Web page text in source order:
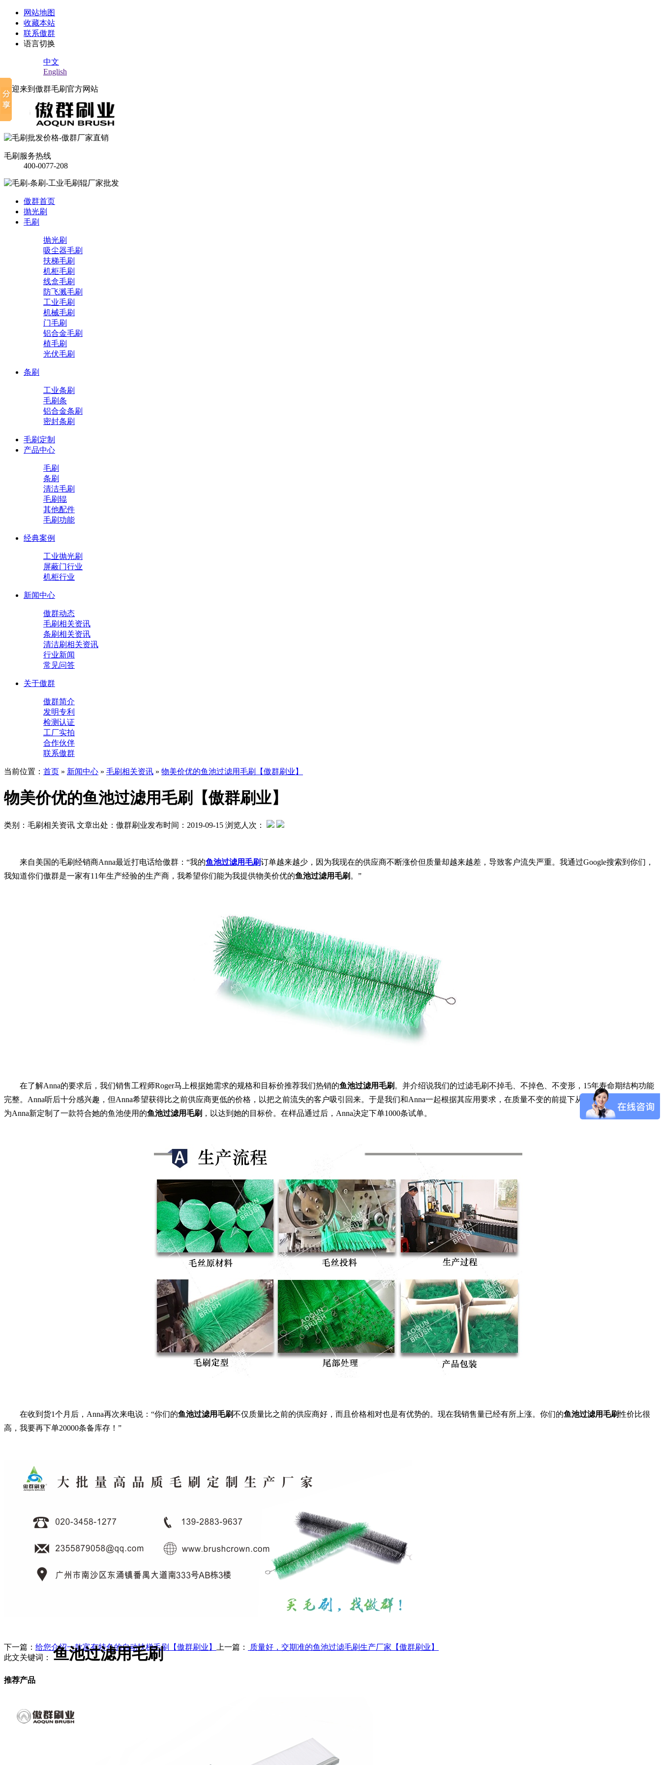
网站地图
收藏本站
联系傲群
语言切换
中文
English
欢迎来到傲群毛刷官方网站
毛刷服务热线
400-0077-208
傲群首页
抛光刷
毛刷
抛光刷
吸尘器毛刷
扶梯毛刷
机柜毛刷
线盒毛刷
防飞溅毛刷
工业毛刷
机械毛刷
门毛刷
铝合金毛刷
植毛刷
光伏毛刷
条刷
工业条刷
毛刷条
铝合金条刷
密封条刷
毛刷定制
产品中心
毛刷
条刷
清洁毛刷
毛刷辊
其他配件
毛刷功能
经典案例
工业抛光刷
屏蔽门行业
机柜行业
新闻中心
傲群动态
毛刷相关资讯
条刷相关资讯
清洁刷相关资讯
行业新闻
常见问答
关于傲群
傲群简介
发明专利
检测认证
工厂实拍
合作伙伴
联系傲群
当前位置： 首页 » 新闻中心 » 毛刷相关资讯 » 物美价优的鱼池过滤用毛刷【傲群刷业】
物美价优的鱼池过滤用毛刷【傲群刷业】
类别：毛刷相关资讯 文章出处：傲群刷业发布时间：2019-09-15 浏览人次：
来自美国的毛刷经销商Anna最近打电话给傲群：“我的鱼池过滤用毛刷订单越来越少，因为我现在的供应商不断涨价但质量却越来越差，导致客户流失严重。我通过Google搜索到你们，
我知道你们傲群是一家有11年生产经验的生产商，我希望你们能为我提供物美价优的鱼池过滤用毛刷 。”
在了解Anna的要求后，我们销售工程师Roger马上根据她需求的规格和目标价推荐我们热销的鱼池过滤用毛刷 。并介绍说我们的过滤毛刷不掉毛、不掉色、不变形，15年寿命期结构功能
完整。Anna听后十分感兴趣，但Anna希望获得比之前供应商更低的价格，以把之前流失的客户吸引回来。于是我们和Anna一起根据其应用要求，在质量不变的前提下从原材料上降低成本，
为Anna新定制了一款符合她的鱼池使用的鱼池过滤用毛刷 ，以达到她的目标价。在样品通过后，Anna决定下单1000条试单。
在收到货1个月后，Anna再次来电说：“你们的鱼池过滤用毛刷不仅质量比之前的供应商好，而且价格相对也是有优势的。现在我销售量已经有所上涨。你们的鱼池过滤用毛刷性价比很
高，我要再下单20000条备库存！”
下一篇： 给您介绍一款富有特色的自动扶梯毛刷【傲群刷业】 上一篇：
质量好，交期准的鱼池过滤毛刷生产厂家【傲群刷业】
此文关键词：
鱼池过滤用毛刷
推荐产品